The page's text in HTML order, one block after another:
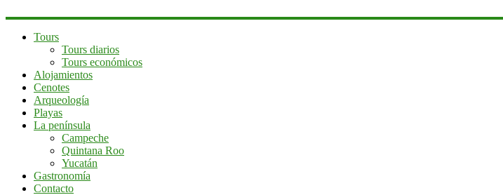
Tours
Tours diarios
Tours económicos
Alojamientos
Cenotes
Arqueología
Playas
La península
Campeche
Quintana Roo
Yucatán
Gastronomía
Contacto